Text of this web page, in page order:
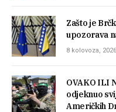
Zašto je
upozorava
8 kolovoza, 2026
OVAKO ILI
odjeknuo
Američkih